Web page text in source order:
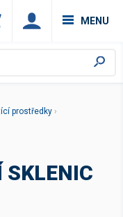
MENU
prostředky ›